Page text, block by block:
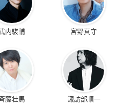
内駿輔 宮野真守
藤壮馬 諏訪部順一